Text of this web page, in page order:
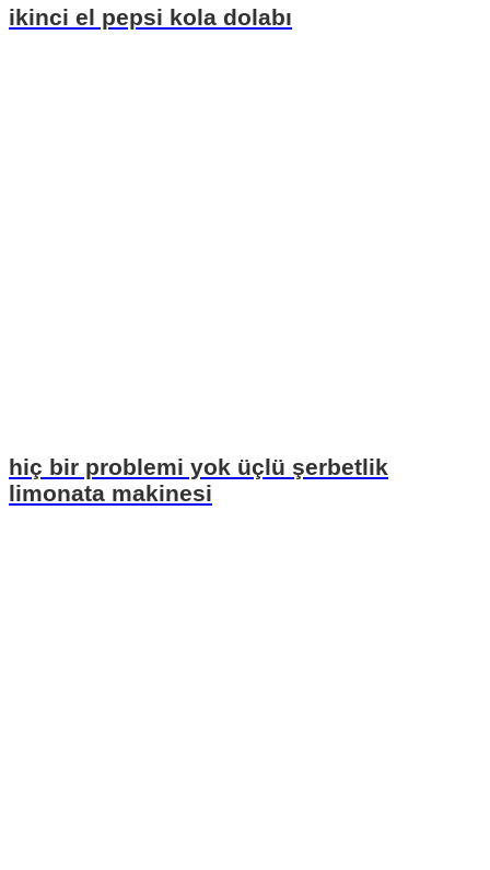
ikinci el pepsi kola dolabı
hiç bir problemi yok üçlü şerbetlik
limonata makinesi